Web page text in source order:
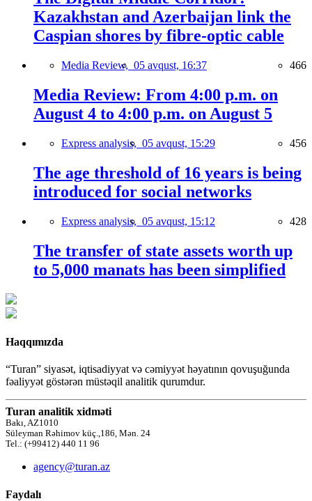
Kazakhstan and Azerbaijan link the
Caspian shores by fibre-optic cable
Media Review, 05 avqust, 16:37 466
Media Review: From 4:00 p.m. on
August 4 to 4:00 p.m. on August 5
Express analysis, 05 avqust, 15:29 456
The age threshold of 16 years is being
introduced for social networks
Express analysis, 05 avqust, 15:12 428
The transfer of state assets worth up
to 5,000 manats has been simplified
Haqqımızda
“Turan” siyasət, iqtisadiyyat və cəmiyyət həyatının qovuşuğunda
fəaliyyət göstərən müstəqil analitik qurumdur.
Turan analitik xidməti
Bakı, AZ1010
Süleyman Rəhimov küç.,186, Mən. 24
Tel.: (+99412) 440 11 96
agency@turan.az
Faydalı